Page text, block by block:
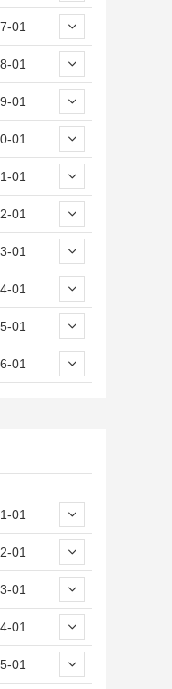
01
01
01
01
01
01
01
01
01
01
01
01
01
01
01